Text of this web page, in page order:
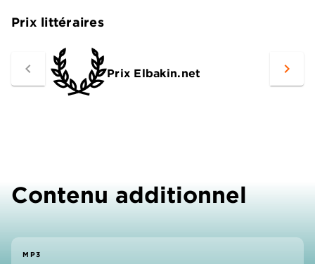
Prix littéraires
navigate_before Prix Elbakin.net navigate_next
Contenu additionnel
MP3